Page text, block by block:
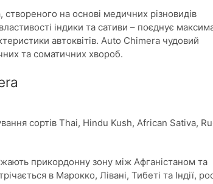
створеного на основі медичних різновидів
індики та сативи – поєднує
автоквітів. Auto Chimera чудовий
та соматичних хвороб.
сортів Thai, Hindu Kush, African Sativa,
прикордонну зону між Афганістаном та
в Марокко, Лівані, Тибеті та Індії,